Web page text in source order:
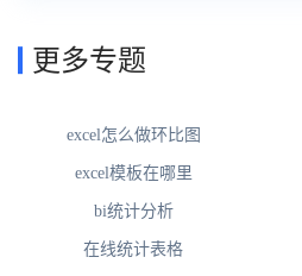
更多专题
excel怎么做环比图
excel模板在哪里
bi统计分析
在线统计表格